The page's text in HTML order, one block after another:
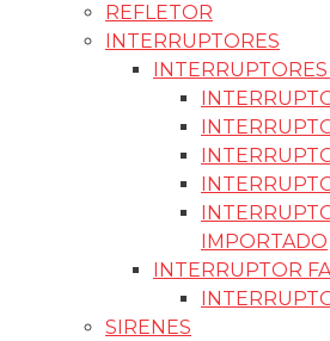
REFLETOR
INTERRUPTORES
IMPORTADO
INTERRUPTOR
SIRENES